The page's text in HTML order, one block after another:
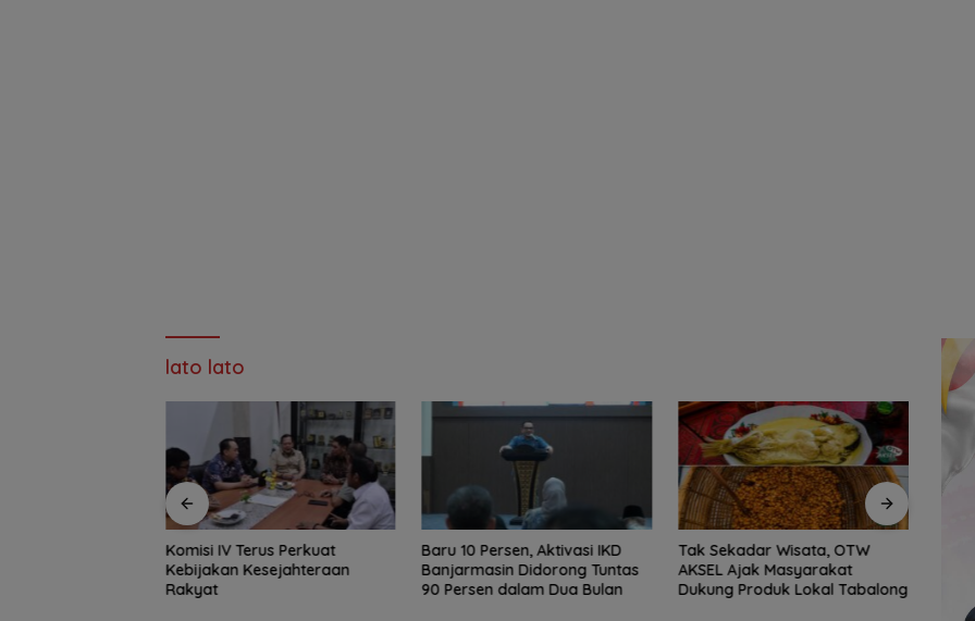
lato lato
Baru 10 Persen, Aktivasi IKD
Banjarmasin Didorong Tuntas
90 Persen dalam Dua Bulan
Tak Sekadar Wisata, OTW
AKSEL Ajak Masyarakat
Dukung Produk Lokal Tabalong
DPRD Balangan Manfaatkan
Podcast untuk Perluas
Informasi dan Serap Aspirasi